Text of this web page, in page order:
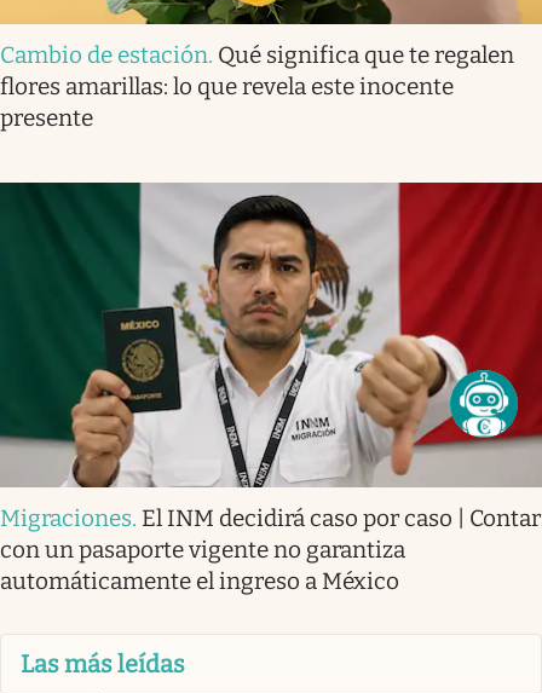
Cambio de estación. Qué significa que te regalen
flores amarillas: lo que revela este inocente
presente
Migraciones. El INM decidirá caso por caso | Contar
con un pasaporte vigente no garantiza
automáticamente el ingreso a México
Las más leídas